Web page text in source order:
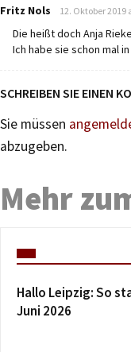
Fritz Nols says:
12. Oktober 2019
Die heißt doch Anja
Ich habe sie schon mal
SCHREIBEN SIE EINEN
Sie müssen
abzugeben.
Mehr
Hallo Leipzig: So
Juni 2026